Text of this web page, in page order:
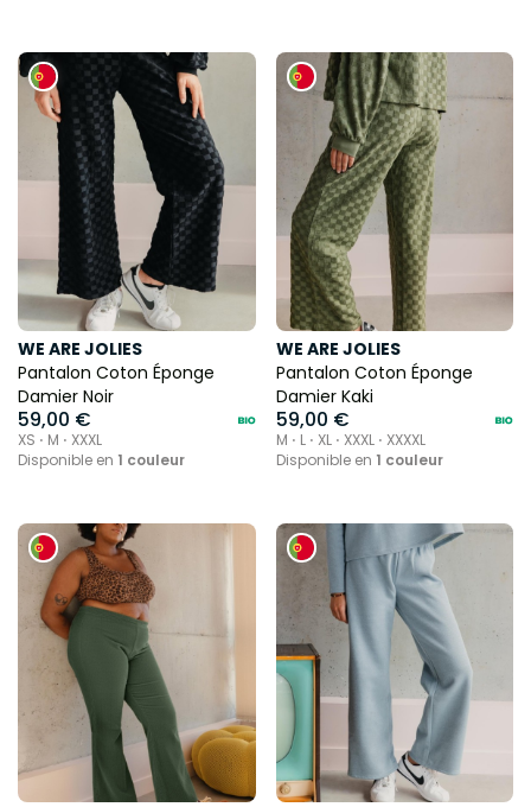
WE ARE JOLIES
Pantalon Coton Éponge
Damier Noir
59,00 €
XS ⋅ M ⋅ XXXL
Disponible en 1 couleur
WE ARE JOLIES
Pantalon Coton Éponge
Damier Kaki
59,00 €
M ⋅ L ⋅ XL ⋅ XXXL ⋅ XXXXL
Disponible en 1 couleur